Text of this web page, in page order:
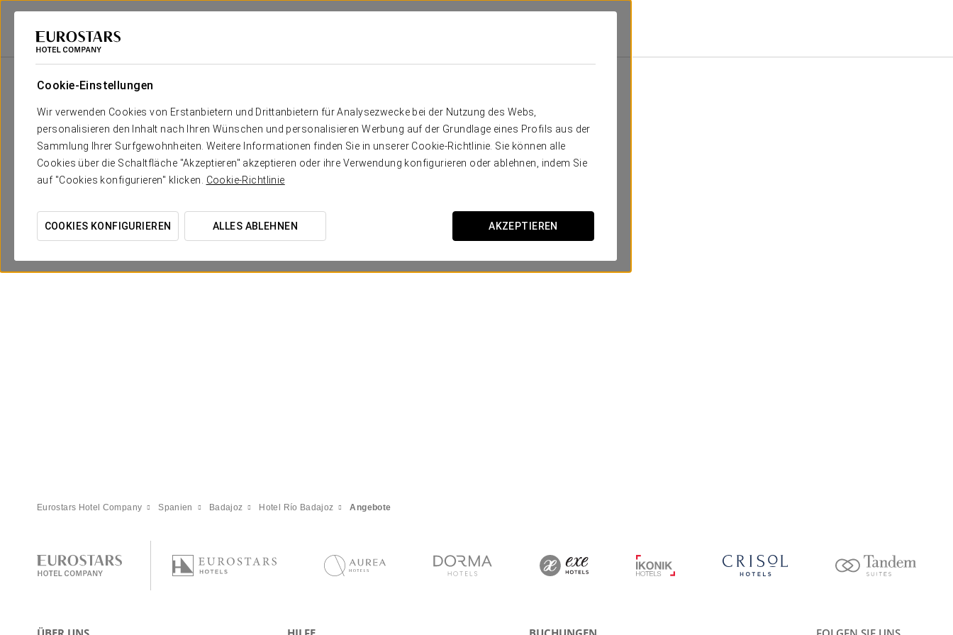
Cookie-Einstellungen
Wir verwenden Cookies von Erstanbietern und Drittanbietern für Analysezwecke bei der Nutzung des Webs,
personalisieren den Inhalt nach Ihren Wünschen und personalisieren Werbung auf der Grundlage eines Profils aus der
Sammlung Ihrer Surfgewohnheiten. Weitere Informationen finden Sie in unserer Cookie-Richtlinie. Sie können alle
Cookies über die Schaltfläche "Akzeptieren" akzeptieren oder ihre Verwendung konfigurieren oder ablehnen, indem Sie
auf "Cookies konfigurieren" klicken. Cookie-Richtlinie
COOKIES KONFIGURIEREN ALLES ABLEHNEN AKZEPTIEREN
Eurostars Hotel Company
Romantisches Erlebnis
Eurostars Hotel Company Spanien Badajoz Hotel Río Badajoz Angebote